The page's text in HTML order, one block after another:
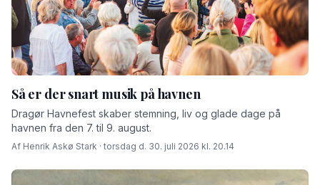
Så er der snart musik på havnen
Dragør Havnefest skaber stemning, liv og glade dage på
havnen fra den 7. til 9. august.
Af Henrik Askø Stark · torsdag d. 30. juli 2026 kl. 20.14